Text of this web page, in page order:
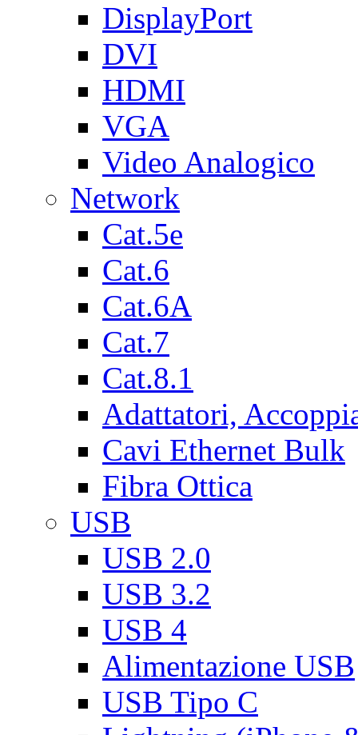
DisplayPort
DVI
HDMI
VGA
Video Analogico
Network
Cat.5e
Cat.6
Cat.6A
Cat.7
Cat.8.1
Adattatori,
Cavi Ethernet Bulk
Fibra Ottica
USB
USB 2.0
USB 3.2
USB 4
Alimentazione USB
USB Tipo C